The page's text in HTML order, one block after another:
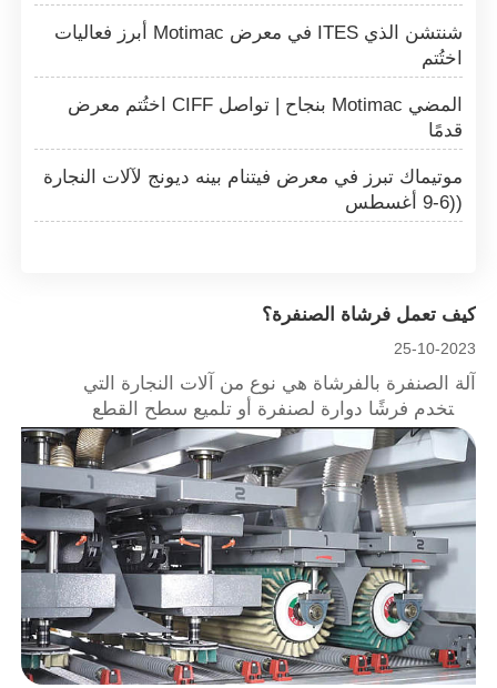
أبرز فعاليات Motimac في معرض ITES شنتشن الذي
اختُتم
اختُتم معرض CIFF بنجاح | تواصل Motimac المضي
قدمًا
موتيماك تبرز في معرض فيتنام بينه ديونج لآلات النجارة
(6-9 أغسطس)
كيف تعمل فرشاة الصنفرة؟
25-10-2023
آلة الصنفرة بالفرشاة هي نوع من آلات النجارة التي
تستخدم فرشًا دوارة لصنفرة أو تلميع سطح القطع
الخشبية. غالبًا ما تُستخدم أدوات الصنفرة بالفرشاة
للتشطيب أو التقطيع أو الصنفرة أو صنفرة الحواف لمختلف
المنتجات الخشبية، مثل الأثاث والخزائن والأبواب والقوالب